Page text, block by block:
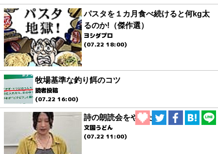
パスタを１カ月食べ続けると何kg太
るのか!（傑作選）
ヨシダプロ
(07.22 18:00)
牧場基準な釣り餌のコツ
読者投稿
(07.22 16:00)
詩の朗読会をやりたい
文園うどん
(07.22 11:00)